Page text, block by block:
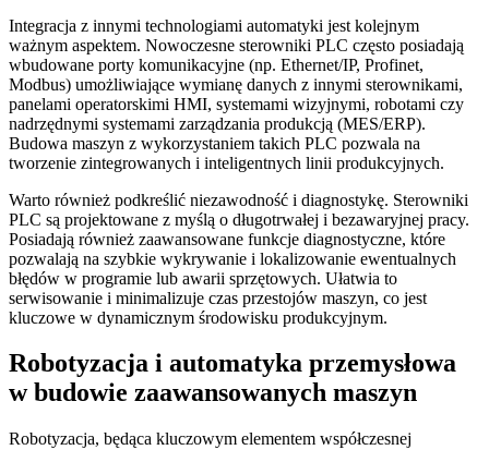
Integracja z innymi technologiami automatyki jest kolejnym
ważnym aspektem. Nowoczesne sterowniki PLC często posiadają
wbudowane porty komunikacyjne (np. Ethernet/IP, Profinet,
Modbus) umożliwiające wymianę danych z innymi sterownikami,
panelami operatorskimi HMI, systemami wizyjnymi, robotami czy
nadrzędnymi systemami zarządzania produkcją (MES/ERP).
Budowa maszyn z wykorzystaniem takich PLC pozwala na
tworzenie zintegrowanych i inteligentnych linii produkcyjnych.
Warto również podkreślić niezawodność i diagnostykę. Sterowniki
PLC są projektowane z myślą o długotrwałej i bezawaryjnej pracy.
Posiadają również zaawansowane funkcje diagnostyczne, które
pozwalają na szybkie wykrywanie i lokalizowanie ewentualnych
błędów w programie lub awarii sprzętowych. Ułatwia to
serwisowanie i minimalizuje czas przestojów maszyn, co jest
kluczowe w dynamicznym środowisku produkcyjnym.
Robotyzacja i automatyka przemysłowa
w budowie zaawansowanych maszyn
Robotyzacja, będąca kluczowym elementem współczesnej